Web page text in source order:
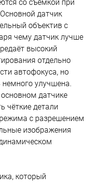
со съёмкой при
датчик
объектив с
чему датчик лучше
высокий
отдельно
автофокуса, но
улучшена.
датчике
чёткие детали
с разрешением
изображения
который